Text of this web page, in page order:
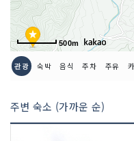
500m
관광 숙박 음식 주차 주유
주변 숙소 (가까운 순)